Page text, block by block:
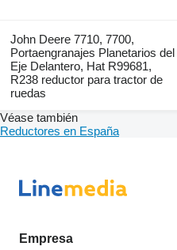
John Deere 7710, 7700,
Portaengranajes Planetarios del
Eje Delantero, Hat R99681,
R238 reductor para tractor de
ruedas
Véase también
Reductores en España
Empresa